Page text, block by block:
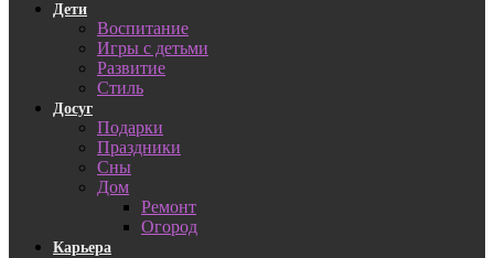
Дети
Воспитание
Игры с детьми
Развитие
Стиль
Досуг
Подарки
Праздники
Сны
Дом
Ремонт
Огород
Карьера